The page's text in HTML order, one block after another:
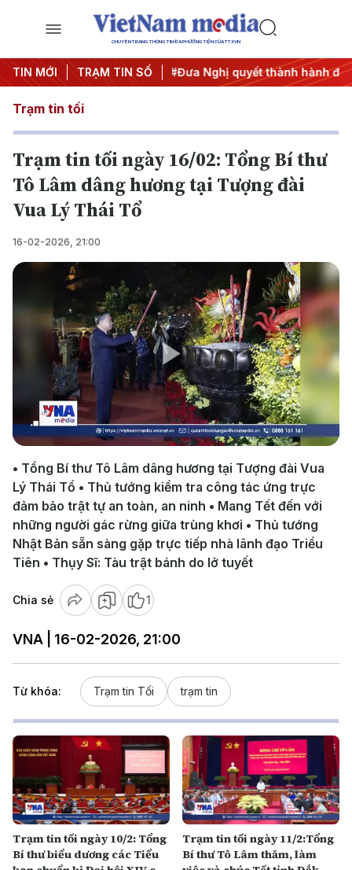
CHUYÊN TRANG THÔNG TIN ĐA PHƯƠNG TIỆN CỦA TTXVN
TIN MỚI TRẠM TIN SỐ
3 #APEC 2027 #Đưa Nghị quyết thành hành động
Trạm tin tối
Trạm tin tối ngày 16/02: Tổng Bí thư
Tô Lâm dâng hương tại Tượng đài
Vua Lý Thái Tổ
16-02-2026, 21:00
Play
Video
• Tổng Bí thư Tô Lâm dâng hương tại Tượng đài Vua
Lý Thái Tổ • Thủ tướng kiểm tra công tác ứng trực
đảm bảo trật tự an toàn, an ninh • Mang Tết đến với
những người gác rừng giữa trùng khơi • Thủ tướng
Nhật Bản sẵn sàng gặp trực tiếp nhà lãnh đạo Triều
Tiên • Thụy Sĩ: Tàu trật bánh do lở tuyết
Chia sẻ 1
VNA | 16-02-2026, 21:00
Từ khóa: Trạm tin Tối trạm tin
Trạm tin tối ngày 10/2: Tổng
Bí thư biểu dương các Tiểu
Trạm tin tối ngày 11/2:Tổng
Bí thư Tô Lâm thăm, làm